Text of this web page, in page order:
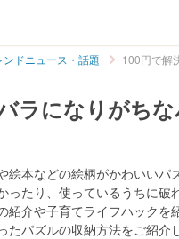
ンドニュース・話題 100円で解
ラになりがち
絵本などの絵柄がかわいいパ
ったり、使っているうちに破
紹介や子育てライフハックを
パズルの収納方法をご紹介